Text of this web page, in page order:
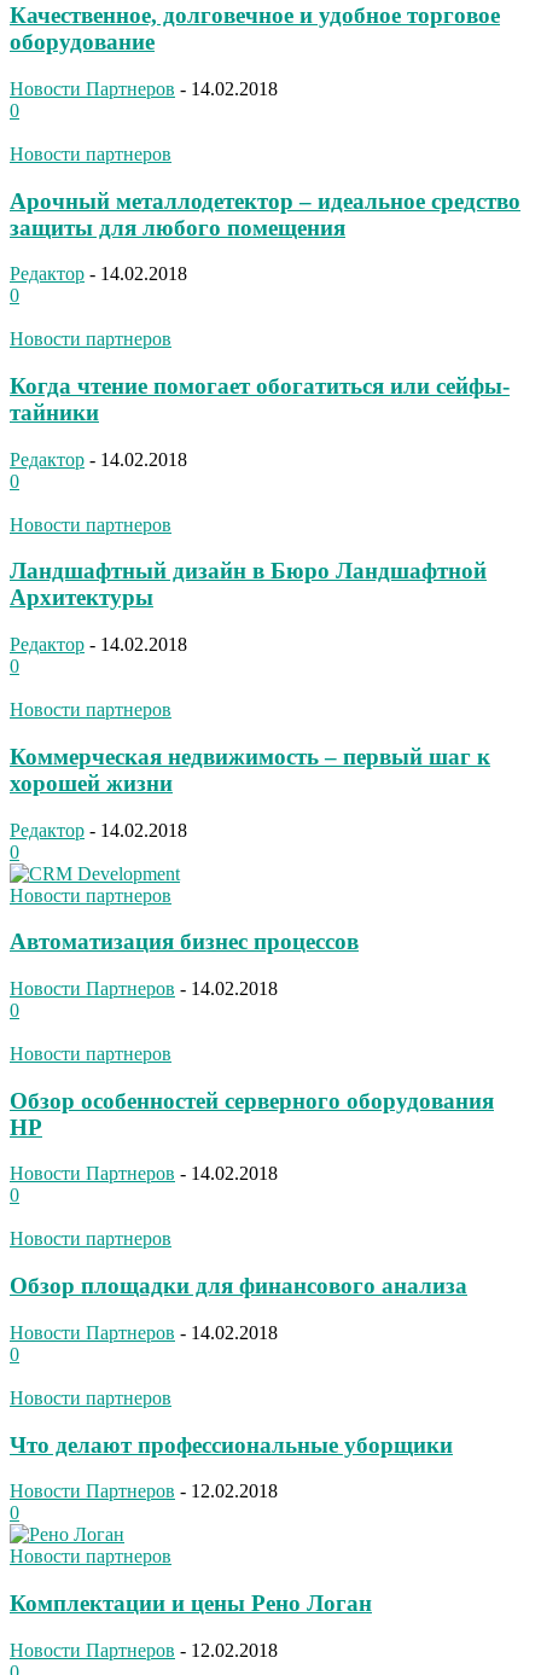
Качественное, долговечное и удобное торговое
оборудование
Новости Партнеров - 14.02.2018
0
Новости партнеров
Арочный металлодетектор – идеальное средство
защиты для любого помещения
Редактор - 14.02.2018
0
Новости партнеров
Когда чтение помогает обогатиться или сейфы-
тайники
Редактор - 14.02.2018
0
Новости партнеров
Ландшафтный дизайн в Бюро Ландшафтной
Архитектуры
Редактор - 14.02.2018
0
Новости партнеров
Коммерческая недвижимость – первый шаг к
хорошей жизни
Редактор - 14.02.2018
0
Новости партнеров
Автоматизация бизнес процессов
Новости Партнеров - 14.02.2018
0
Новости партнеров
Обзор особенностей серверного оборудования
НР
Новости Партнеров - 14.02.2018
0
Новости партнеров
Обзор площадки для финансового анализа
Новости Партнеров - 14.02.2018
0
Новости партнеров
Что делают профессиональные уборщики
Новости Партнеров - 12.02.2018
0
Новости партнеров
Комплектации и цены Рено Логан
Новости Партнеров - 12.02.2018